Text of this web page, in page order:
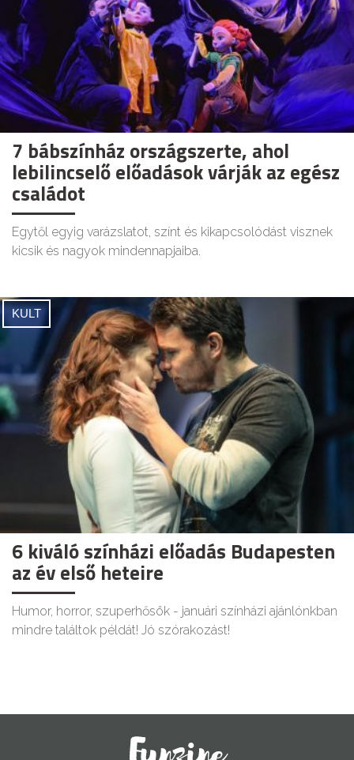
7 bábszínház országszerte, ahol
lebilincselő előadások várják az egész
családot
Egytől egyig varázslatot, színt és kikapcsolódást visznek
kicsik és nagyok mindennapjaiba.
KULT
6 kiváló színházi előadás Budapesten
az év első heteire
Humor, horror, szuperhősök - januári színházi ajánlónkban
mindre találtok példát! Jó szórakozást!